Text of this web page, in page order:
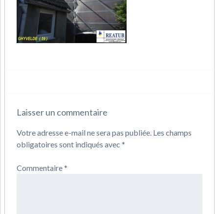
Laisser un commentaire
Votre adresse e-mail ne sera pas publiée. Les champs
obligatoires sont indiqués avec *
Commentaire*